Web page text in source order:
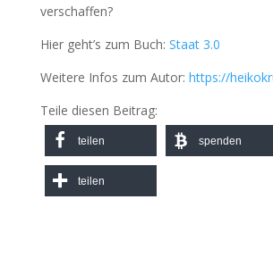
verschaffen?
Hier geht’s zum Buch: Staat 3.0
Weitere Infos zum Autor: https://
Teile diesen Beitrag:
teilen spenden
teilen